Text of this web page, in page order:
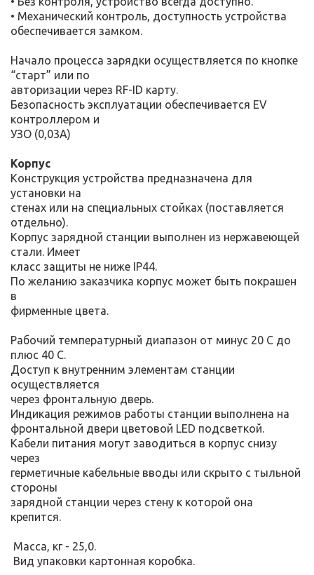
• Механический контроль, доступность устройства
обеспечивается замком.
Начало процесса зарядки осуществляется по кнопке
“старт” или по
авторизации через RF-ID карту.
Безопасность эксплуатации обеспечивается EV
контроллером и
УЗО (0,03А)
Корпус
Конструкция устройства предназначена для
установки на
стенах или на специальных стойках (поставляется
отдельно).
Корпус зарядной станции выполнен из нержавеющей
стали. Имеет
класс защиты не ниже IP44.
По желанию заказчика корпус может быть покрашен
в
фирменные цвета.
Рабочий температурный диапазон от минус 20 С до
плюс 40 С.
Доступ к внутренним элементам станции
осуществляется
через фронтальную дверь.
Индикация режимов работы станции выполнена на
фронтальной двери цветовой LED подсветкой.
Кабели питания могут заводиться в корпус снизу
через
герметичные кабельные вводы или скрыто с тыльной
стороны
зарядной станции через стену к которой она
крепится.
Масса, кг - 25,0.
Вид упаковки картонная коробка.